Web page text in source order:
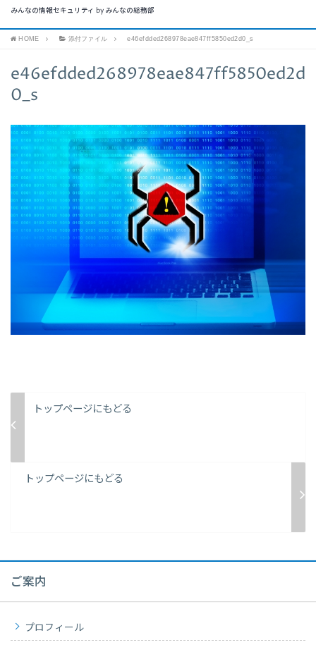
みんなの情報セキュリティ by みんなの総務部
HOME 添付ファイル e46efdded268978eae847ff5850ed2d0_s
e46efdded268978eae847ff5850ed2d
0_s
トップページにもどる
トップページにもどる
ご案内
プロフィール